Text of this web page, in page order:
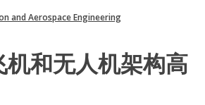
and Aerospace Engineering
和无人机架构高